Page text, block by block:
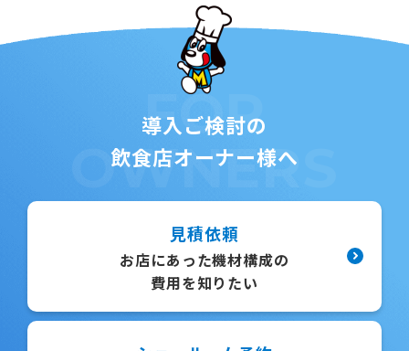
導入ご検討の
飲食店オーナー様へ
FOR
OWNERS
見積依頼
お店にあった機材構成の
費用を知りたい